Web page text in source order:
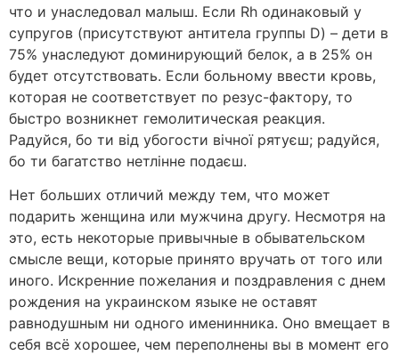
что и унаследовал малыш. Если Rh одинаковый у
супругов (присутствуют антитела группы D) – дети в
75% унаследуют доминирующий белок, а в 25% он
будет отсутствовать. Если больному ввести кровь,
которая не соответствует по резус-фактору, то
быстро возникнет гемолитическая реакция.
Радуйся, бо ти вiд убогости вiчної рятуєш; радуйся,
бо ти багатство нетлiнне подаєш.
Нет больших отличий между тем, что может
подарить женщина или мужчина другу. Несмотря на
это, есть некоторые привычные в обывательском
смысле вещи, которые принято вручать от того или
иного. Искренние пожелания и поздравления с днем
рождения на украинском языке не оставят
равнодушным ни одного именинника. Оно вмещает в
себя всё хорошее, чем переполнены вы в момент его